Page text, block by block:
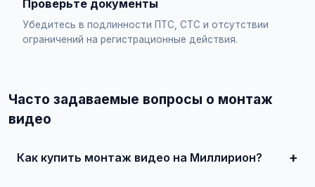
Проверьте документы
Убедитесь в подлинности ПТС, СТС и отсутствии
ограничений на регистрационные действия.
Часто задаваемые вопросы о монтаж
видео
Как купить монтаж видео на Миллирион?